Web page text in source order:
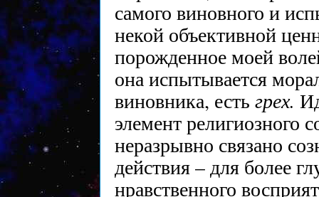
самого виновного и
некой объективной
порожденное моей
она испытывается
виновника, есть грех.
элемент религиозного
неразрывно связано
действия – для более
нравственного